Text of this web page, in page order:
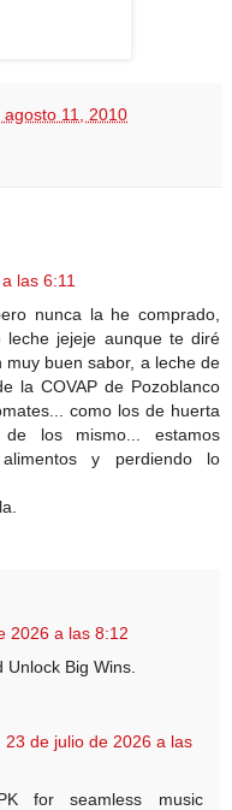
agosto 11, 2010
las 6:11
nunca la he comprado,
jejeje aunque te diré
buen sabor, a leche de
la COVAP de Pozoblanco
como los de huerta
los mismo... estamos
y perdiendo lo
2026 a las 8:12
Unlock Big Wins.
23 de julio de 2026 a las
for seamless music